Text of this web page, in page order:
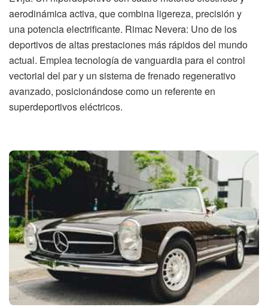
aerodinámica activa, que combina ligereza, precisión y
una potencia electrificante. Rimac Nevera: Uno de los
deportivos de altas prestaciones más rápidos del mundo
actual. Emplea tecnología de vanguardia para el control
vectorial del par y un sistema de frenado regenerativo
avanzado, posicionándose como un referente en
superdeportivos eléctricos.